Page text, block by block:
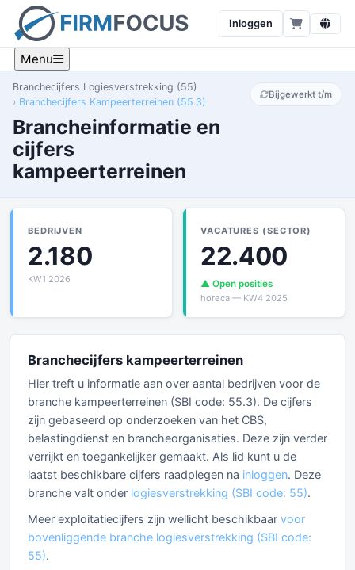
Inloggen
Menu
Branchecijfers Logiesverstrekking (55)
Branchecijfers Kampeerterreinen (55.3)
Brancheinformatie en
cijfers
kampeerterreinen
Bijgewerkt t/m
BEDRIJVEN
2.180
KW1 2026
VACATURES (SECTOR)
22.400
▲ Open posities
horeca — KW4 2025
Branchecijfers kampeerterreinen
Hier treft u informatie aan over aantal bedrijven voor de
branche kampeerterreinen (SBI code: 55.3). De cijfers
zijn gebaseerd op onderzoeken van het CBS,
belastingdienst en brancheorganisaties. Deze zijn verder
verrijkt en toegankelijker gemaakt. Als lid kunt u de
laatst beschikbare cijfers raadplegen na inloggen. Deze
branche valt onder logiesverstrekking (SBI code: 55).
Meer exploitatiecijfers zijn wellicht beschikbaar voor
bovenliggende branche logiesverstrekking (SBI code:
55).